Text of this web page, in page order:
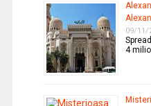
09/11/
4